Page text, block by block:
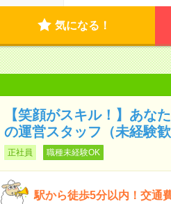
気になる！
【笑顔がスキル！】あな
の運営スタッフ（未経験歓
正社員 職種未経験OK
駅から徒歩5分以内！交通